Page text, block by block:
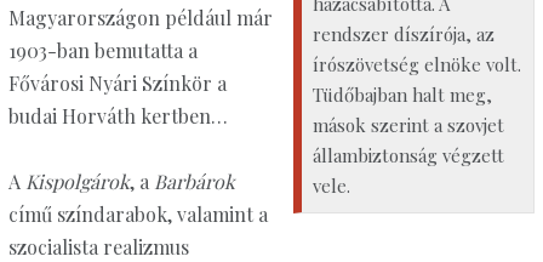
rendszer díszírója, az
írószövetség elnöke volt.
Tüdőbajban halt meg,
mások szerint a szovjet
állambiztonság végzett
vele.
Magyarországon például már
1903-ban bemutatta a
Fővárosi Nyári Színkör a
budai Horváth kertben…
A Kispolgárok, a Barbárok
című színdarabok, valamint a
szocialista realizmus